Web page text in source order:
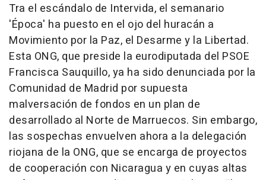
Tra el escándalo de Intervida, el semanario
'Época' ha puesto en el ojo del huracán a
Movimiento por la Paz, el Desarme y la Libertad.
Esta ONG, que preside la eurodiputada del PSOE
Francisca Sauquillo, ya ha sido denunciada por la
Comunidad de Madrid por supuesta
malversación de fondos en un plan de
desarrollado al Norte de Marruecos. Sin embargo,
las sospechas envuelven ahora a la delegación
riojana de la ONG, que se encarga de proyectos
de cooperación con Nicaragua y en cuyas altas